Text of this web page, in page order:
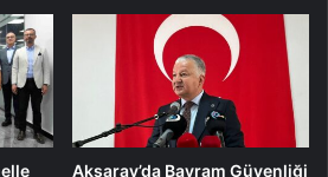
Aksaray’da Bayram Güvenliği